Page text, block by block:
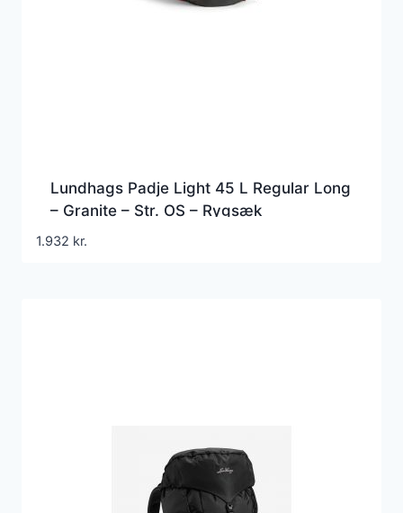
Lundhags Padje Light 45 L Regular Long
– Granite – Str. OS – Rygsæk
1.932 kr.